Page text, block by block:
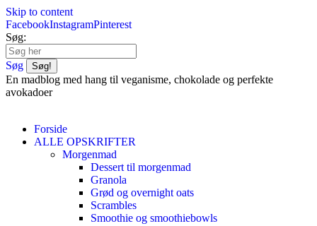
Skip to content
FacebookInstagramPinterest
Søg:
Søg
En madblog med hang til veganisme, chokolade og perfekte
avokadoer
Forside
ALLE OPSKRIFTER
Morgenmad
Dessert til morgenmad
Granola
Grød og overnight oats
Scrambles
Smoothie og smoothiebowls